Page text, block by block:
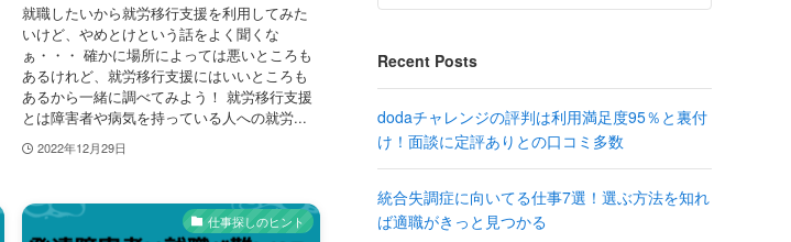
就職したいから就労移行支援を利用してみた
いけど、やめとけという話をよく聞くな
ぁ・・・ 確かに場所によっては悪いところも
あるけれど、就労移行支援にはいいところも
あるから一緒に調べてみよう！ 就労移行支援
とは障害者や病気を持っている人への就労...
2022年12月29日
仕事探しのヒント
Recent Posts
dodaチャレンジの評判は利用満足度95％と裏付
け！面談に定評ありとの口コミ多数
統合失調症に向いてる仕事7選！選ぶ方法を知れ
ば適職がきっと見つかる